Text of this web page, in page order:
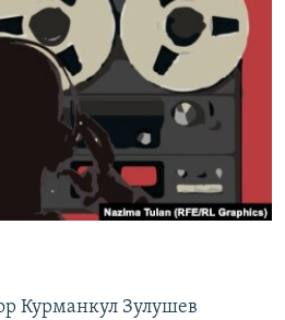
Курманкул Зулушев